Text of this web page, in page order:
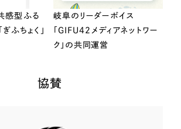
感型ふる
ふちょく」
岐阜のリーダーボイス
「GIFU42メディアネットワー
ク」の共同運営
協賛